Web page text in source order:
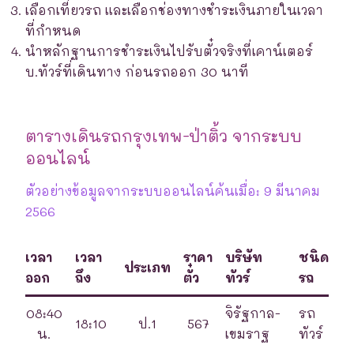
เลือกเที่ยวรถ และเลือกช่องทางชำระเงินภายในเวลา
ที่กำหนด
นำหลักฐานการชำระเงินไปรับตั๋วจริงที่เคาน์เตอร์
บ.ทัวร์ที่เดินทาง ก่อนรถออก 30 นาที
ตารางเดินรถกรุงเทพ-ป่าติ้ว จากระบบ
ออนไลน์
ตัวอย่างข้อมูลจากระบบออนไลน์ค้นเมื่อ: 9 มีนาคม
2566
เวลา
ออก
เวลา
ถึง
ประเภท
ราคา
ตั๋ว
บริษัท
ทัวร์
ชนิด
รถ
08:40
น.
18:10 ป.1 567
จิรัฐกาล-
เขมราฐ
รถ
ทัวร์